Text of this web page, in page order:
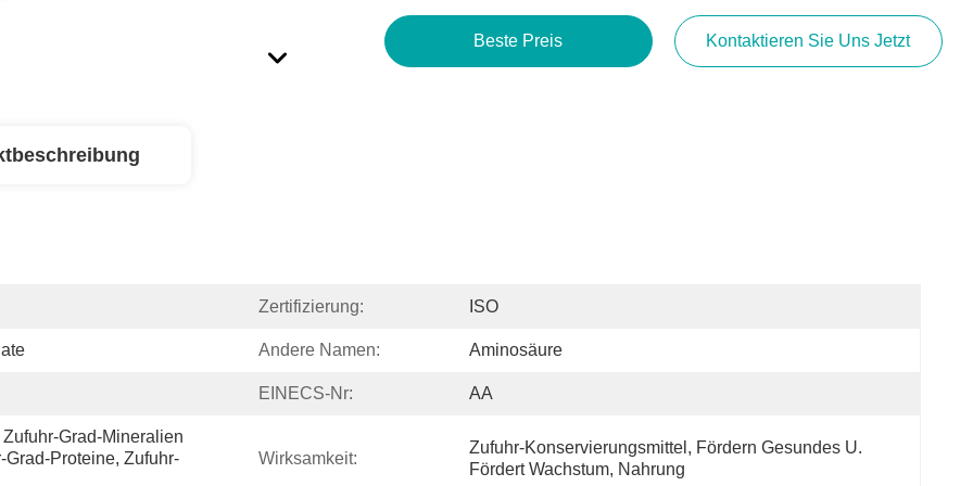
Beste Preis Kontaktieren Sie Uns Jetzt
Zertifizierung: ISO
Andere Namen: Aminosäure
EINECS-Nr: AA
Grad-Mineralien
Proteine, Zufuhr-
Wirksamkeit:
Zufuhr-Konservierungsmittel, Fördern Gesundes U.
Fördert Wachstum, Nahrung